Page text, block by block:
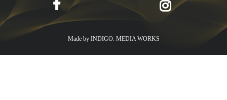
Made byINDIGO. MEDIA WORKS